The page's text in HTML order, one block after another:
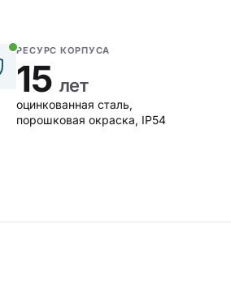
РЕСУРС КОРПУСА
15 лет
оцинкованная сталь,
порошковая окраска, IP54